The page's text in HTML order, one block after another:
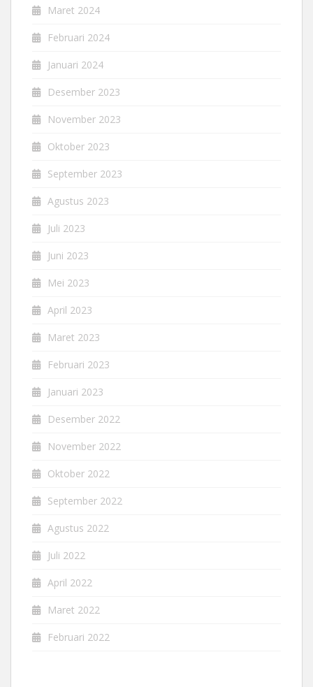
Maret 2024
Februari 2024
Januari 2024
Desember 2023
November 2023
Oktober 2023
September 2023
Agustus 2023
Juli 2023
Juni 2023
Mei 2023
April 2023
Maret 2023
Februari 2023
Januari 2023
Desember 2022
November 2022
Oktober 2022
September 2022
Agustus 2022
Juli 2022
April 2022
Maret 2022
Februari 2022